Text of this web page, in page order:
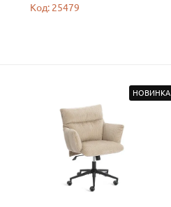
Код: 25479
НОВИНКА